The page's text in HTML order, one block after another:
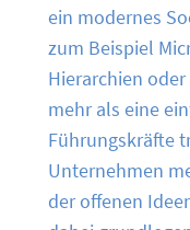
ein modernes
zum Beispiel
Hierarchien
mehr als eine
Führungskräfte
Unternehmen
der offenen